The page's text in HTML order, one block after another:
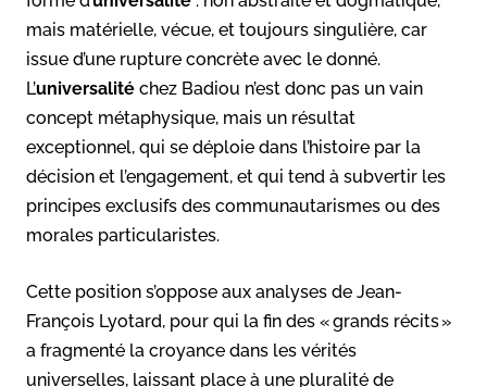
mais matérielle, vécue, et toujours singulière, car
issue d’une rupture concrète avec le donné.
L’universalité chez Badiou n’est donc pas un vain
concept métaphysique, mais un résultat
exceptionnel, qui se déploie dans l’histoire par la
décision et l’engagement, et qui tend à subvertir les
principes exclusifs des communautarismes ou des
morales particularistes.
Cette position s’oppose aux analyses de Jean-
François Lyotard, pour qui la fin des « grands récits »
a fragmenté la croyance dans les vérités
universelles, laissant place à une pluralité de